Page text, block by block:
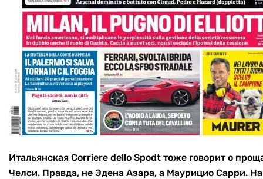
Итальянская Corriere dello Spodt тоже говорит о
Челси. Правда, не Эдена Азара, а Маурицио Сарри. На